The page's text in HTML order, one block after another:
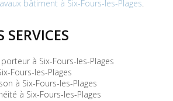
bâtiment à Six-Fours-les-Plages.
SERVICES
à Six-Fours-les-Plages
Fours-les-Plages
à Six-Fours-les-Plages
à Six-Fours-les-Plages